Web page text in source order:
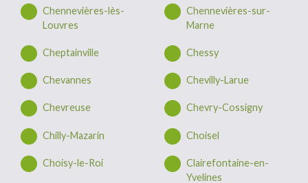
Chennevières-lès-
Louvres
Chennevières-sur-
Marne
Cheptainville Chessy
Chevannes Chevilly-Larue
Chevreuse Chevry-Cossigny
Chilly-Mazarin Choisel
Choisy-le-Roi
Clairefontaine-en-
Yvelines